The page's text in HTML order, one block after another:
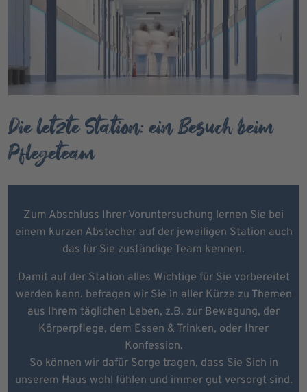
Die letzte Station: ein Besuch beim
Pflegeteam
Zum Abschluss Ihrer Voruntersuchung lernen Sie bei
einem kurzen Abstecher auf der jeweiligen Station auch
das für Sie zuständige Team kennen.
Damit auf der Station alles Wichtige für Sie vorbereitet
werden kann. befragen wir Sie in aller Kürze zu Themen
aus Ihrem täglichen Leben, z.B. zur Bewegung, der
Körperpflege, dem Essen & Trinken, oder Ihrer
Konfession.
So können wir dafür Sorge tragen, dass Sie Sich in
unserem Haus wohl fühlen und immer gut versorgt sind.